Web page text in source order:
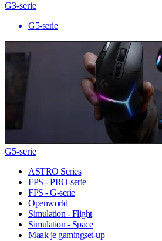
G3-serie
G5-serie
G5-serie
ASTRO Series
FPS - PRO-serie
FPS - G-serie
Openworld
Simulation - Flight
Simulation - Space
Maak je gamingset-up